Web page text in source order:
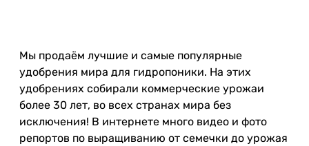
Мы продаём лучшие и самые популярные
удобрения мира для гидропоники. На этих
удобрениях собирали коммерческие урожаи
более 30 лет, во всех странах мира без
исключения! В интернете много видео и фото
репортов по выращиванию от семечки до урожая